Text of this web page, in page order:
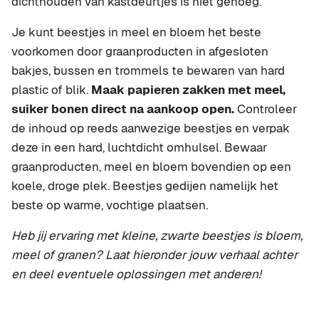
Je kunt beestjes in meel en bloem het beste
voorkomen door graanproducten in afgesloten
bakjes, bussen en trommels te bewaren van hard
plastic of blik. Maak papieren zakken met meel,
suiker bonen direct na aankoop open.Controleer
de inhoud op reeds aanwezige beestjes en verpak
deze in een hard, luchtdicht omhulsel. Bewaar
graanproducten, meel en bloem bovendien op een
koele, droge plek. Beestjes gedijen namelijk het
beste op warme, vochtige plaatsen.
Heb jij ervaring met kleine, zwarte beestjes is bloem,
meel of granen? Laat hieronder jouw verhaal achter
en deel eventuele oplossingen met anderen!